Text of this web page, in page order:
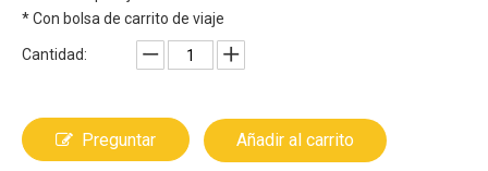
* Con bolsa de carrito de viaje
Cantidad:
Preguntar Añadir al carrito